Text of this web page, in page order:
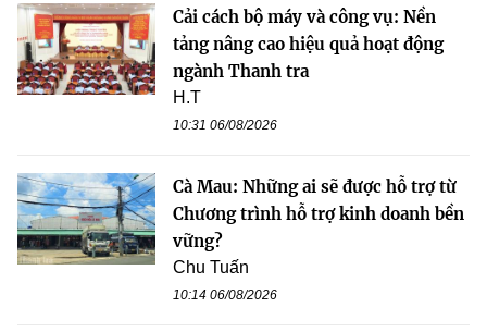
Cải cách bộ máy và công vụ: Nền
tảng nâng cao hiệu quả hoạt động
ngành Thanh tra
H.T
10:31 06/08/2026
Cà Mau: Những ai sẽ được hỗ trợ từ
Chương trình hỗ trợ kinh doanh bền
vững?
Chu Tuấn
10:14 06/08/2026